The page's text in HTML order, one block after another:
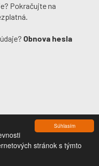
Súhlasím
stránok s týmto
Pokračujte na
Obnova hesla